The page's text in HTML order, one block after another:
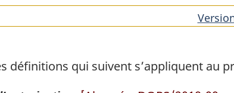
définitions qui suivent s’appliquent au